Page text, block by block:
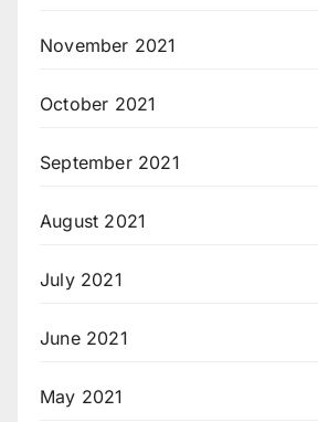
November 2021
October 2021
September 2021
August 2021
July 2021
June 2021
May 2021